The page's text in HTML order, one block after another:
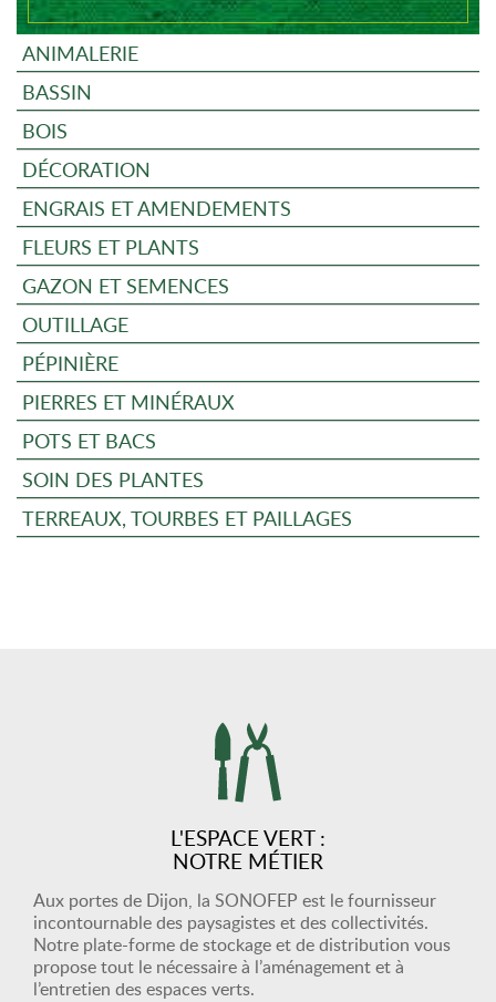
ANIMALERIE
BASSIN
BOIS
DÉCORATION
ENGRAIS ET AMENDEMENTS
FLEURS ET PLANTS
GAZON ET SEMENCES
OUTILLAGE
PÉPINIÈRE
PIERRES ET MINÉRAUX
POTS ET BACS
SOIN DES PLANTES
TERREAUX, TOURBES ET PAILLAGES
L'ESPACE VERT :
NOTRE MÉTIER
Aux portes de Dijon, la SONOFEP est le fournisseur
incontournable des paysagistes et des collectivités.
Notre plate-forme de stockage et de distribution vous
propose tout le nécessaire à l’aménagement et à
l’entretien des espaces verts.